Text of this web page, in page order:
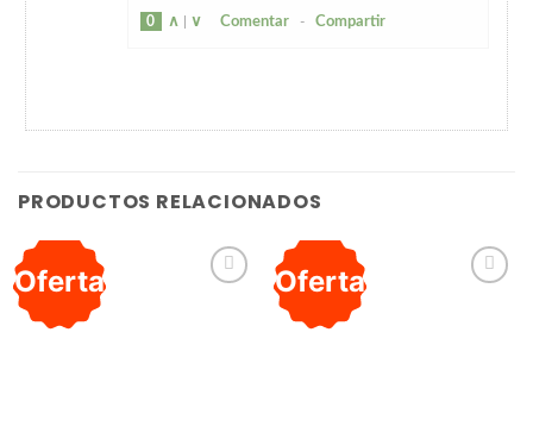
0 ∧ ∨ Comentar -Compartir
PRODUCTOS RELACIONADOS
Oferta Oferta